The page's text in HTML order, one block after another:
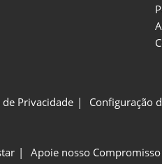
Privacidade Configuração
Apoie nosso